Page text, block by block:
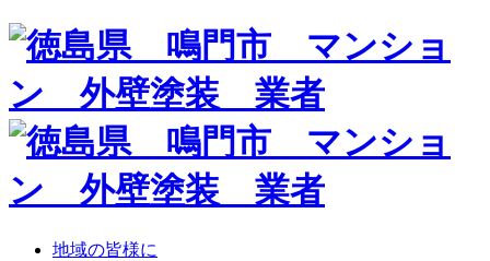
地域の皆様に